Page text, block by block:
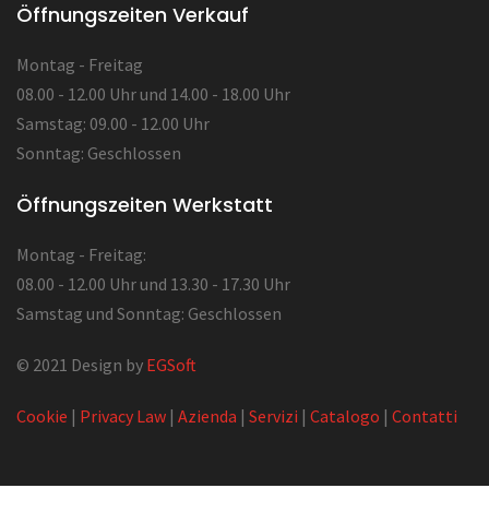
Öffnungszeiten Verkauf
Montag - Freitag
08.00 - 12.00 Uhr und 14.00 - 18.00 Uhr
Samstag: 09.00 - 12.00 Uhr
Sonntag: Geschlossen
Öffnungszeiten Werkstatt
Montag - Freitag:
08.00 - 12.00 Uhr und 13.30 - 17.30 Uhr
Samstag und Sonntag: Geschlossen
© 2021 Design by EGSoft
Cookie | Privacy Law | Azienda | Servizi | Catalogo | Contatti